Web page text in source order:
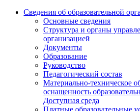
Сведения об образовательной
Основные сведения
Структура и органы
организацией
Документы
Образование
Руководство
Педагогический состав
Материально-техническое
оснащенность
Доступная среда
Платные образовательные